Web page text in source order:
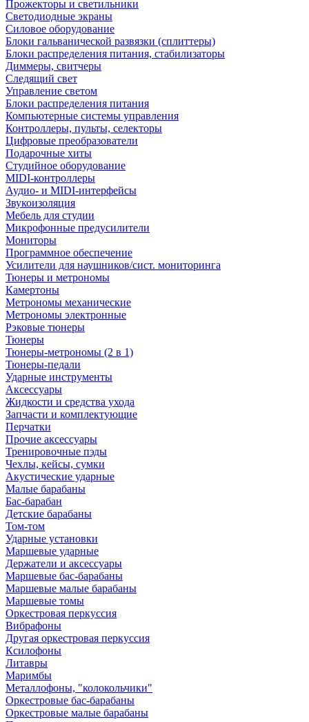
Прожекторы и светильники
Светодиодные экраны
Силовое оборудование
Блоки гальванической развязки (сплиттеры)
Блоки распределения питания, стабилизаторы
Диммеры, свитчеры
Следящий свет
Управление светом
Блоки распределения питания
Компьютерные системы управления
Контроллеры, пульты, селекторы
Цифровые преобразователи
Подарочные хиты
Студийное оборудование
MIDI-контроллеры
Аудио- и MIDI-интерфейсы
Звукоизоляция
Мебель для студии
Микрофонные предусилители
Мониторы
Программное обеспечение
Усилители для наушников/сист. мониторинга
Тюнеры и метрономы
Камертоны
Метрономы механические
Метрономы электронные
Рэковые тюнеры
Тюнеры
Тюнеры-метрономы (2 в 1)
Тюнеры-педали
Ударные инструменты
Аксессуары
Жидкости и средства ухода
Запчасти и комплектующие
Перчатки
Прочие аксессуары
Тренировочные пэды
Чехлы, кейсы, сумки
Акустические ударные
Mалые барабаны
Бас-барабан
Детские барабаны
Том-том
Ударные установки
Маршевые ударные
Держатели и аксессуары
Маршевые бас-барабаны
Маршевые малые барабаны
Маршевые томы
Оркестровая перкуссия
Вибрафоны
Другая оркестровая перкуссия
Ксилофоны
Литавры
Маримбы
Металлофоны, "колокольчики"
Оркестровые бас-барабаны
Оркестровые малые барабаны